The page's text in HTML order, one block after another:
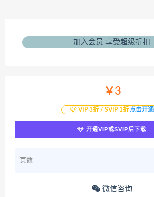
加入会员 享受超级折扣
￥3
VIP 3折 / SVIP 1折 点击开通
开通VIP或SVIP后下载
页数
微信咨询